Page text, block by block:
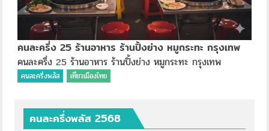
คนละครึ่ง 25 ร้านอาหาร ร้านปิ้งย่าง หมูกระทะ กรุงเทพ
คนละครึ่ง 25 ร้านอาหาร ร้านปิ้งย่าง หมูกระทะ กรุงเทพ
คนละครึ่งพลัส เที่ยวเมืองไทย
คนละครึ่งพลัส 2568